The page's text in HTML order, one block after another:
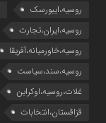
روسیه،ایبورسک
روسیه،ایران،تجارت
روسیه،خاورمیانه،آفریقا
روسیه،سند،سیاست
غلات،روسیه،اوکراین
قزاقستان،انتخابات